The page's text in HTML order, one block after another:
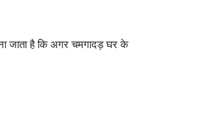
जाता है कि अगर चमगादड़ घर के